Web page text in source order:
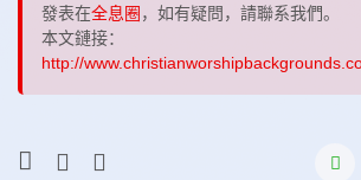
發表在全息圈 ，如有疑問，請聯系我們。
本文鏈接：
http://